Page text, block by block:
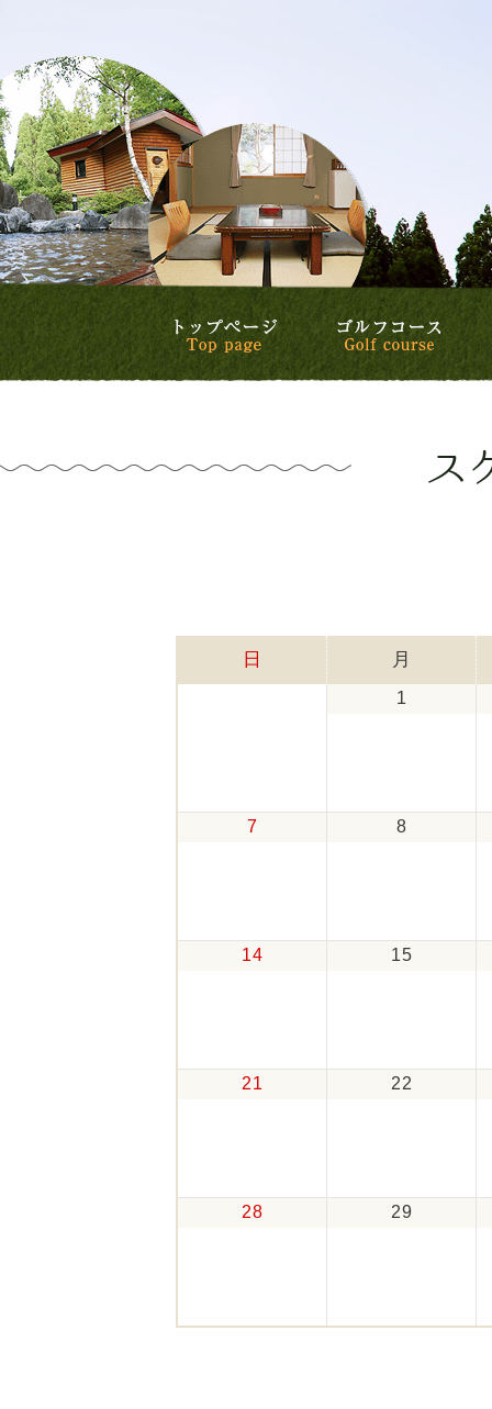
ゴル
トップページ
日 月
1
7 8
14 15
21 22
28 29